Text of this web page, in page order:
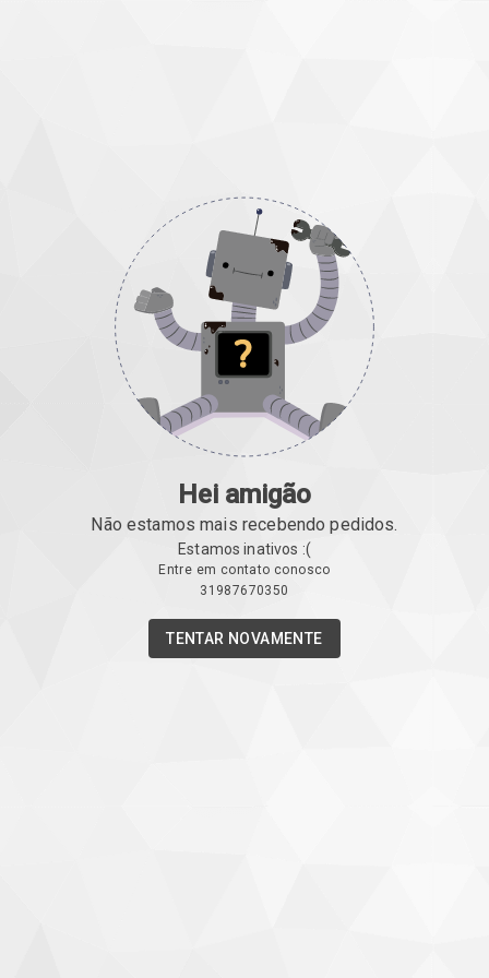
Hei amigão
Não estamos mais recebendo pedidos.
Estamos inativos :(
Entre em contato conosco
31987670350
TENTAR NOVAMENTE